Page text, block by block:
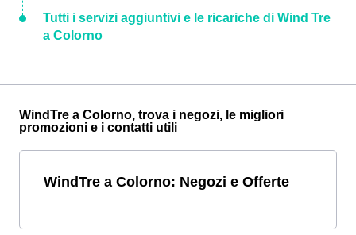
Tutti i servizi aggiuntivi e le ricariche di Wind Tre
a Colorno
WindTre a Colorno, trova i negozi, le migliori
promozioni e i contatti utili
WindTre a Colorno: Negozi e Offerte